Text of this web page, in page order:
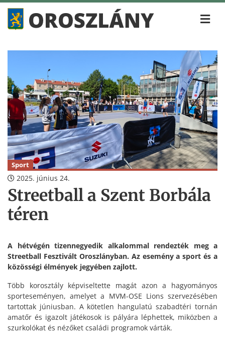
Sport
2025. június 24.
Streetball a Szent Borbála
téren
A hétvégén tizennegyedik alkalommal rendezték meg a
Streetball Fesztivált Oroszlányban. Az esemény a sport és a
közösségi élmények jegyében zajlott.
Több korosztály képviseltette magát azon a hagyományos
sporteseményen, amelyet a MVM-OSE Lions szervezésében
tartottak júniusban. A kötetlen hangulatú szabadtéri tornán
amatőr és igazolt játékosok is pályára léphettek, miközben a
szurkolókat és nézőket családi programok várták.